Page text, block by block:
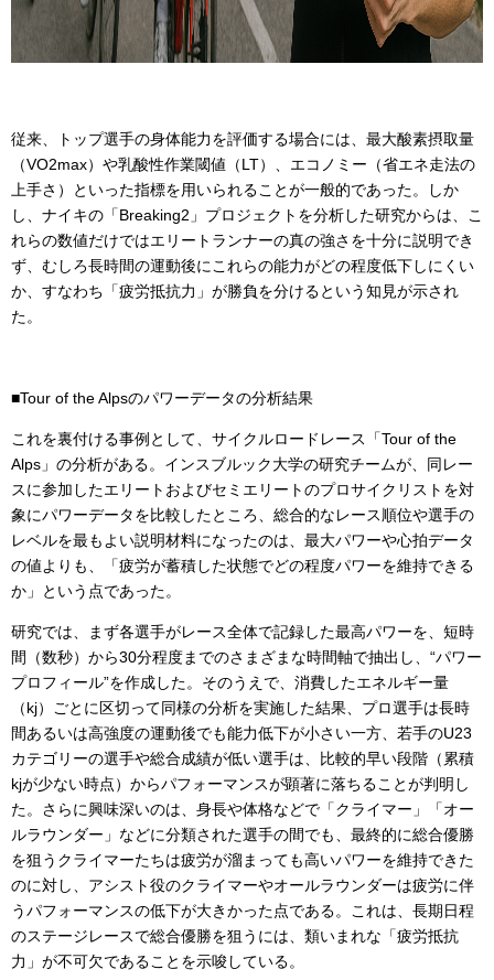
従来、トップ選手の身体能力を評価する場合には、最大酸素摂取量
（VO2max）や乳酸性作業閾値（LT）、エコノミー（省エネ走法の
上手さ）といった指標を用いられることが一般的であった。しか
し、ナイキの「Breaking2」プロジェクトを分析した研究からは、こ
れらの数値だけではエリートランナーの真の強さを十分に説明でき
ず、むしろ長時間の運動後にこれらの能力がどの程度低下しにくい
か、すなわち「疲労抵抗力」が勝負を分けるという知見が示され
た。
■Tour of the Alpsのパワーデータの分析結果
これを裏付ける事例として、サイクルロードレース「Tour of the
Alps」の分析がある。インスブルック大学の研究チームが、同レー
スに参加したエリートおよびセミエリートのプロサイクリストを対
象にパワーデータを比較したところ、総合的なレース順位や選手の
レベルを最もよい説明材料になったのは、最大パワーや心拍データ
の値よりも、「疲労が蓄積した状態でどの程度パワーを維持できる
か」という点であった。
研究では、まず各選手がレース全体で記録した最高パワーを、短時
間（数秒）から30分程度までのさまざまな時間軸で抽出し、“パワー
プロフィール”を作成した。そのうえで、消費したエネルギー量
（kj）ごとに区切って同様の分析を実施した結果、プロ選手は長時
間あるいは高強度の運動後でも能力低下が小さい一方、若手のU23
カテゴリーの選手や総合成績が低い選手は、比較的早い段階（累積
kjが少ない時点）からパフォーマンスが顕著に落ちることが判明し
た。さらに興味深いのは、身長や体格などで「クライマー」「オー
ルラウンダー」などに分類された選手の間でも、最終的に総合優勝
を狙うクライマーたちは疲労が溜まっても高いパワーを維持できた
のに対し、アシスト役のクライマーやオールラウンダーは疲労に伴
うパフォーマンスの低下が大きかった点である。これは、長期日程
のステージレースで総合優勝を狙うには、類いまれな「疲労抵抗
力」が不可欠であることを示唆している。